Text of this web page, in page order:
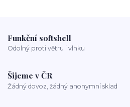
Funkční softshell
Odolný proti větru i vlhku
Šijeme v ČR
Žádný dovoz, žádný anonymní sklad